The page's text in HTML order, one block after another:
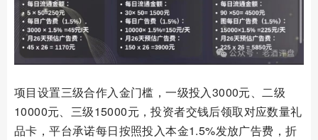
项目设置三级合作入金门槛，一级投入3000元、二级
10000元、三级15000元，投资者交钱后领取对应数量礼
品卡，平台承诺每日按照投入本金1.5%发放广告费，折